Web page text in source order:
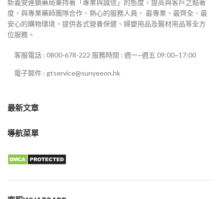
新義安連鎖藥局秉持著「專業與誠信」的態度，提高與客戶之黏著
度，與專業藥師團隊合作、熱心的服務人員、 最專業、最齊全、最
安心的購物環境，提供各式營養保健、婦嬰用品及醫材用品等全方
位服務。
客服電話 : 0800-678-222 服務時間 : 週一~週五 09:00~17:00
電子郵件 : gtservice@sunyeeon.hk
最新文章
導航菜單